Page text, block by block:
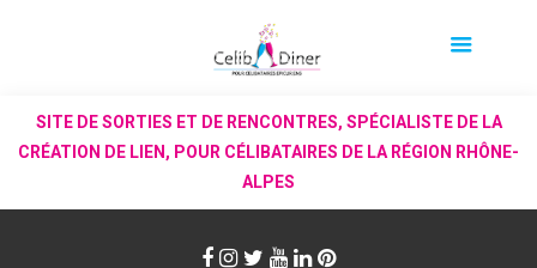
SITE DE SORTIES ET DE RENCONTRES, SPÉCIALISTE DE LA
CRÉATION DE LIEN, POUR CÉLIBATAIRES DE LA RÉGION RHÔNE-
ALPES